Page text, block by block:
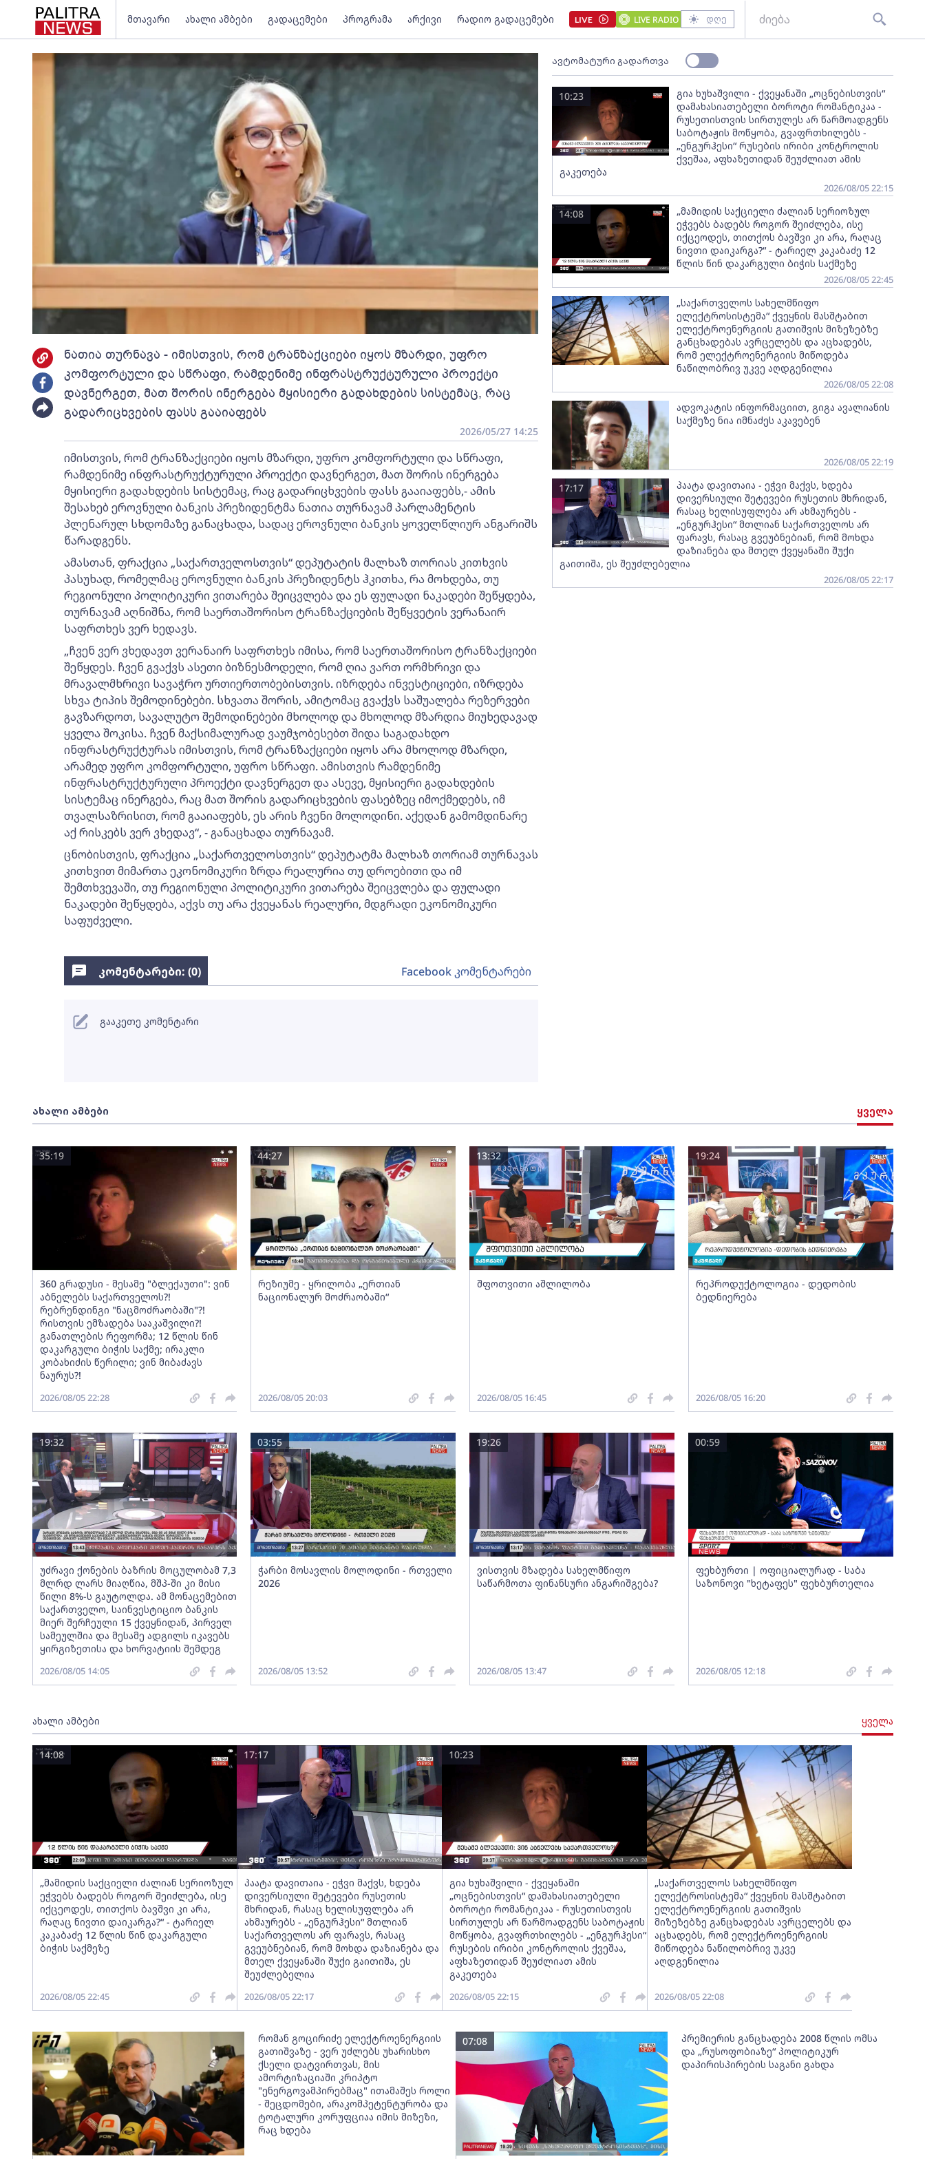
მთავარი ახალი ამბები გადაცემები პროგრამა არქივი რადიო გადაცემები LIVE LIVE RADIO დღე
ნათია თურნავა - იმისთვის, რომ ტრანზაქციები იყოს მზარდი, უფრო
კომფორტული და სწრაფი, რამდენიმე ინფრასტრუქტურული პროექტი
დავნერგეთ, მათ შორის ინერგება მყისიერი გადახდების სისტემაც, რაც
გადარიცხვების ფასს გააიაფებს
2026/05/27 14:25
იმისთვის, რომ ტრანზაქციები იყოს მზარდი, უფრო კომფორტული და სწრაფი,
რამდენიმე ინფრასტრუქტურული პროექტი დავნერგეთ, მათ შორის ინერგება
მყისიერი გადახდების სისტემაც, რაც გადარიცხვების ფასს გააიაფებს,- ამის
შესახებ ეროვნული ბანკის პრეზიდენტმა ნათია თურნავამ პარლამენტის
პლენარულ სხდომაზე განაცხადა, სადაც ეროვნული ბანკის ყოველწლიურ ანგარიშს
წარადგენს.
ამასთან, ფრაქცია „საქართველოსთვის“ დეპუტატის მალხაზ თორიას კითხვის
პასუხად, რომელმაც ეროვნული ბანკის პრეზიდენტს ჰკითხა, რა მოხდება, თუ
რეგიონული პოლიტიკური ვითარება შეიცვლება და ეს ფულადი ნაკადები შეწყდება,
თურნავამ აღნიშნა, რომ საერთაშორისო ტრანზაქციების შეწყვეტის ვერანაირ
საფრთხეს ვერ ხედავს.
„ჩვენ ვერ ვხედავთ ვერანაირ საფრთხეს იმისა, რომ საერთაშორისო ტრანზაქციები
შეწყდეს. ჩვენ გვაქვს ასეთი ბიზნესმოდელი, რომ ღია ვართ ორმხრივი და
მრავალმხრივი სავაჭრო ურთიერთობებისთვის. იზრდება ინვესტიციები, იზრდება
სხვა ტიპის შემოდინებები. სხვათა შორის, ამიტომაც გვაქვს საშუალება რეზერვები
გავზარდოთ, სავალუტო შემოდინებები მხოლოდ და მხოლოდ მზარდია მიუხედავად
ყველა შოკისა. ჩვენ მაქსიმალურად ვაუმჯობესებთ შიდა საგადახდო
ინფრასტრუქტურას იმისთვის, რომ ტრანზაქციები იყოს არა მხოლოდ მზარდი,
არამედ უფრო კომფორტული, უფრო სწრაფი. ამისთვის რამდენიმე
ინფრასტრუქტურული პროექტი დავნერგეთ და ასევე, მყისიერი გადახდების
სისტემაც ინერგება, რაც მათ შორის გადარიცხვების ფასებზეც იმოქმედებს, იმ
თვალსაზრისით, რომ გააიაფებს, ეს არის ჩვენი მოლოდინი. აქედან გამომდინარე
აქ რისკებს ვერ ვხედავ“, - განაცხადა თურნავამ.
ცნობისთვის, ფრაქცია „საქართველოსთვის“ დეპუტატმა მალხაზ თორიამ თურნავას
კითხვით მიმართა ეკონომიკური ზრდა რეალურია თუ დროებითი და იმ
შემთხვევაში, თუ რეგიონული პოლიტიკური ვითარება შეიცვლება და ფულადი
ნაკადები შეწყდება, აქვს თუ არა ქვეყანას რეალური, მდგრადი ეკონომიკური
საფუძველი.
ავტომატური გადართვა
გია ხუხაშვილი - ქვეყანაში „ოცნებისთვის“
დამახასიათებელი ბოროტი რომანტიკაა -
რუსეთისთვის სირთულეს არ წარმოადგენს
საბოტაჟის მოწყობა, გვაფრთხილებს -
„ენგურჰესი“ რუსების ირიბი კონტროლის
ქვეშაა, აფხაზეთიდან შეუძლიათ ამის
გაკეთება
10:23
2026/08/05 22:15
„მამიდის საქციელი ძალიან სერიოზულ
ეჭვებს ბადებს როგორ შეიძლება, ისე
იქცეოდეს, თითქოს ბავშვი კი არა, რაღაც
ნივთი დაიკარგა?“ - ტარიელ კაკაბაძე 12
წლის წინ დაკარგული ბიჭის საქმეზე
14:08
2026/08/05 22:45
„საქართველოს სახელმწიფო
ელექტროსისტემა“ ქვეყნის მასშტაბით
ელექტროენერგიის გათიშვის მიზეზებზე
განცხადებას ავრცელებს და აცხადებს,
რომ ელექტროენერგიის მიწოდება
ნაწილობრივ უკვე აღდგენილია
2026/08/05 22:08
ადვოკატის ინფორმაციით, გიგა ავალიანის
საქმეზე ნია იმნაძეს აკავებენ
2026/08/05 22:19
პაატა დავითაია - ეჭვი მაქვს, ხდება
დივერსიული შეტევები რუსეთის მხრიდან,
რასაც ხელისუფლება არ ახმაურებს -
„ენგურჰესი“ მთლიან საქართველოს არ
ფარავს, რასაც გვეუბნებიან, რომ მოხდა
დაზიანება და მთელ ქვეყანაში შუქი
გაითიშა, ეს შეუძლებელია
17:17
2026/08/05 22:17
ახალი ამბები ყველა
360 გრადუსი - მესამე "ბლექაუთი": ვინ
აბნელებს საქართველოს?!
რებრენდინგი "ნაცმოძრაობაში"?!
რისთვის ემზადება სააკაშვილი?!
განათლების რეფორმა; 12 წლის წინ
დაკარგული ბიჭის საქმე; ირაკლი
კობახიძის წერილი; ვინ მიბაძავს
ნაურუს?!
35:19
2026/08/05 22:28
რეზიუმე - ყრილობა „ერთიან
ნაციონალურ მოძრაობაში“
44:27
2026/08/05 20:03
შფოთვითი აშლილობა
13:32
2026/08/05 16:45
რეპროდუქტოლოგია - დედობის
ბედნიერება
19:24
2026/08/05 16:20
უძრავი ქონების ბაზრის მოცულობამ 7,3
მლრდ ლარს მიაღწია, მშპ-ში კი მისი
წილი 8%-ს გაუტოლდა. ამ მონაცემებით
საქართველო, საინვესტიციო ბანკის
მიერ შერჩეული 15 ქვეყნიდან, პირველ
სამეულშია და მესამე ადგილს იკავებს
ყირგიზეთისა და ხორვატიის შემდეგ
19:32
2026/08/05 14:05
ჭარბი მოსავლის მოლოდინი - რთველი
2026
03:55
2026/08/05 13:52
ვისთვის მზადება სახელმწიფო
საწარმოთა ფინანსური ანგარიშგება?
19:26
2026/08/05 13:47
ფეხბურთი | ოფიციალურად - საბა
საზონოვი "ხეტაფეს" ფეხბურთელია
00:59
2026/08/05 12:18
ახალი ამბები ყველა
„მამიდის საქციელი ძალიან სერიოზულ
ეჭვებს ბადებს როგორ შეიძლება, ისე
იქცეოდეს, თითქოს ბავშვი კი არა,
რაღაც ნივთი დაიკარგა?“ - ტარიელ
კაკაბაძე 12 წლის წინ დაკარგული
ბიჭის საქმეზე
14:08
2026/08/05 22:45
პაატა დავითაია - ეჭვი მაქვს, ხდება
დივერსიული შეტევები რუსეთის
მხრიდან, რასაც ხელისუფლება არ
ახმაურებს - „ენგურჰესი“ მთლიან
საქართველოს არ ფარავს, რასაც
გვეუბნებიან, რომ მოხდა დაზიანება და
მთელ ქვეყანაში შუქი გაითიშა, ეს
შეუძლებელია
17:17
2026/08/05 22:17
გია ხუხაშვილი - ქვეყანაში
„ოცნებისთვის“ დამახასიათებელი
ბოროტი რომანტიკაა - რუსეთისთვის
სირთულეს არ წარმოადგენს საბოტაჟის
მოწყობა, გვაფრთხილებს - „ენგურჰესი“
რუსების ირიბი კონტროლის ქვეშაა,
აფხაზეთიდან შეუძლიათ ამის
გაკეთება
10:23
2026/08/05 22:15
„საქართველოს სახელმწიფო
ელექტროსისტემა“ ქვეყნის მასშტაბით
ელექტროენერგიის გათიშვის
მიზეზებზე განცხადებას ავრცელებს და
აცხადებს, რომ ელექტროენერგიის
მიწოდება ნაწილობრივ უკვე
აღდგენილია
2026/08/05 22:08
რომან გოცირიძე ელექტროენერგიის
გათიშვაზე - ვერ უძლებს უხარისხო
ქსელი დატვირთვას, მის
ამორტიზაციაში კრიპტო
"ენერგოვამპირებმაც" ითამაშეს როლი
- შეცდომები, არაკომპეტენტურობა და
ტოტალური კორუფციაა იმის მიზეზი,
რაც ხდება
პრემიერის განცხადება 2008 წლის ომსა
და „რუსოფობიაზე“ პოლიტიკურ
დაპირისპირების საგანი გახდა
07:08
კომენტარები: (0) Facebook კომენტარები
გააკეთე კომენტარი